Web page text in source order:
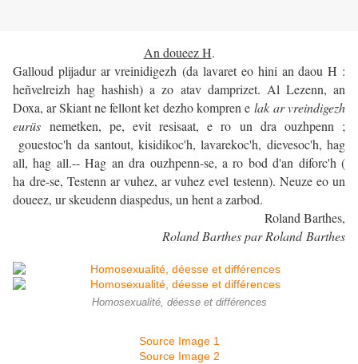
An doueez H.
Galloud plijadur ar vreinidigezh (da lavaret eo hini an daou H :
heñvelreizh hag hashish) a zo atav damprizet. Al Lezenn, an
Doxa, ar Skiant ne fellont ket dezho kompren elak ar vreindigezh
eurüs nemetken, pe, evit resisaat, e ro un dra ouzhpenn ;
gouestoc'h da santout, kisidikoc'h, lavarekoc'h, dievesoc'h, hag
all, hag all.-- Hag an dra ouzhpenn-se, a ro bod d'an diforc'h (
ha dre-se, Testenn ar vuhez, ar vuhez evel testenn). Neuze eo un
doueez, ur skeudenn diaspedus, un hent a zarbod.
Roland Barthes,
Roland Barthes par Roland Barthes
Homosexualité, déesse et différences
Source Image 1
Source Image 2